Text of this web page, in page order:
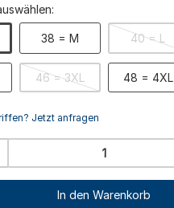
38 = M 40 = L
46 = 3XL 48 = 4XL
Jetzt anfragen
In den Warenkorb